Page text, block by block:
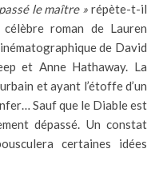
le maître » répète-t-il
roman de Lauren
de David
et Anne Hathaway. La
et ayant l’étoffe d’un
Sauf que le Diable est
dépassé. Un constat
certaines idées